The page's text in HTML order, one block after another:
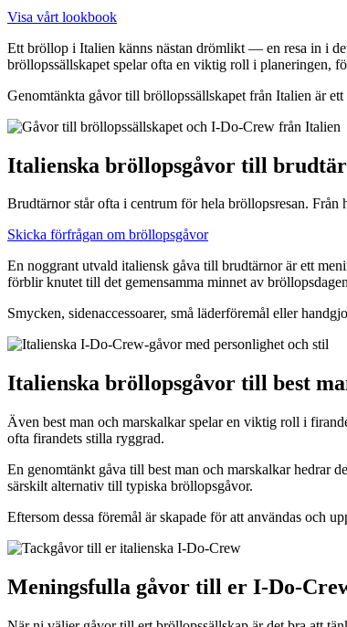
Visa vårt lookbook
Ett bröllop i Italien känns nästan drömlikt — en resa in i
bröllopssällskapet spelar ofta en viktig roll i planeringen,
Genomtänkta gåvor till bröllopssällskapet från Italien är
Italienska bröllopsgåvor till
Brudtärnor står ofta i centrum för hela bröllopsresan.
Skicka förfrågan om bröllopsgåvor
En noggrant utvald italiensk gåva till brudtärnor är ett
förblir knutet till det gemensamma minnet av
Smycken, sidenaccessoarer, små läderföremål eller
Italienska bröllopsgåvor till best
Även best man och marskalkar spelar en viktig roll i
ofta firandets stilla ryggrad.
En genomtänkt gåva till best man och marskalkar hedrar
särskilt alternativ till typiska bröllopsgåvor.
Eftersom dessa föremål är skapade för att användas och
Meningsfulla gåvor till er I-Do-